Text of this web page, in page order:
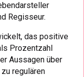
Regisseur.
das positive
Prozentzahl
Aussagen über
regulären